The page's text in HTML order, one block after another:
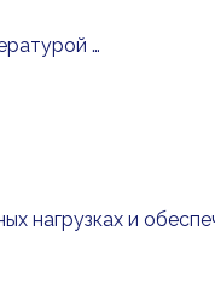
…
нагрузках и